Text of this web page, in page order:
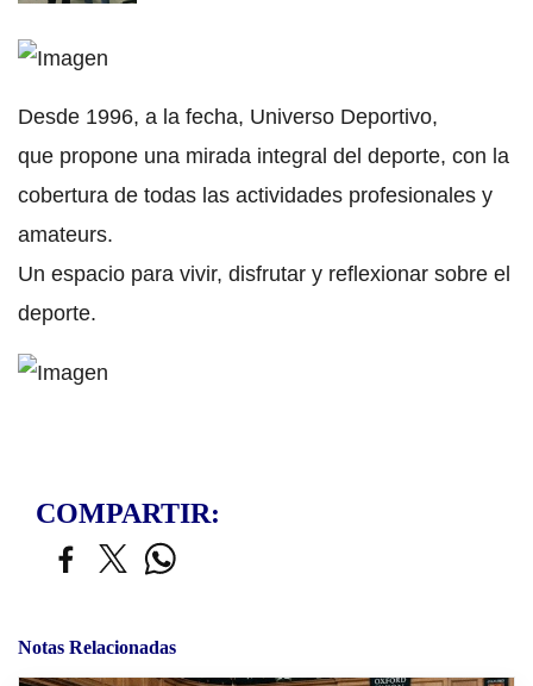
Desde 1996, a la fecha, Universo Deportivo,
que propone una mirada integral del deporte, con la
cobertura de todas las actividades profesionales y
amateurs.
Un espacio para vivir, disfrutar y reflexionar sobre el
deporte.
COMPARTIR:
Notas Relacionadas